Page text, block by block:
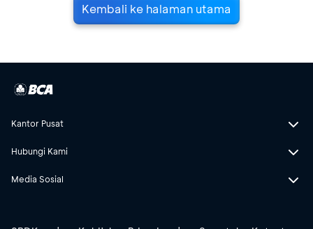
Kembali ke halaman utama
Kantor Pusat
Hubungi Kami
Media Sosial